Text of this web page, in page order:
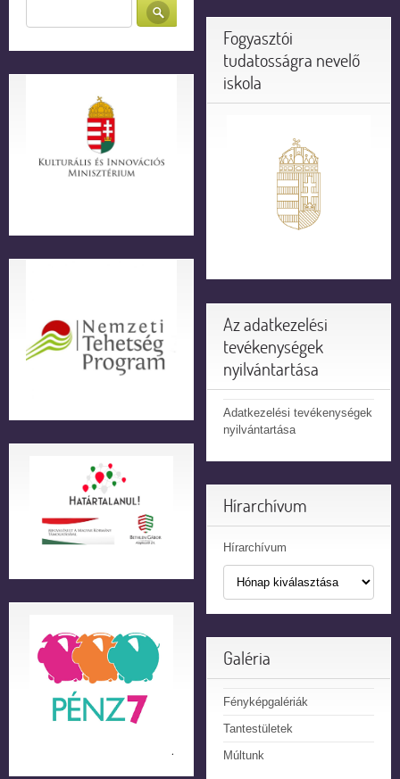
Fogyasztói
tudatosságra nevelő
iskola
Az adatkezelési
tevékenységek
nyilvántartása
Adatkezelési tevékenységek
nyilvántartása
Hírarchívum
Hírarchívum
Galéria
Fényképgalériák
Tantestületek
Múltunk